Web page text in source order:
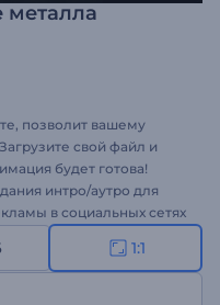
позволит вашему
свой файл и
будет готова!
интро/аутро для
в социальных сетях
лого!
1:1